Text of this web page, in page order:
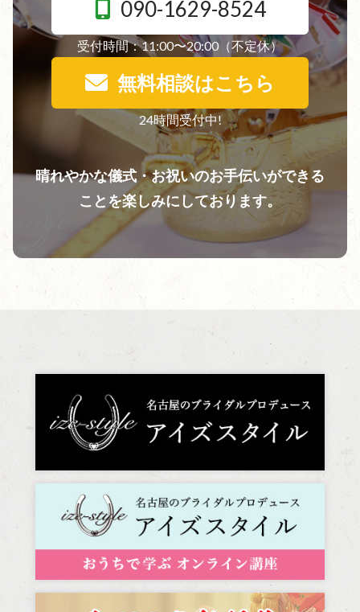
090-1629-8524
受付時間：11:00〜20:00（不定休）
無料相談はこちら
24時間受付中!
晴れやかな儀式・お祝いのお手伝いができる
ことを楽しみにしております。